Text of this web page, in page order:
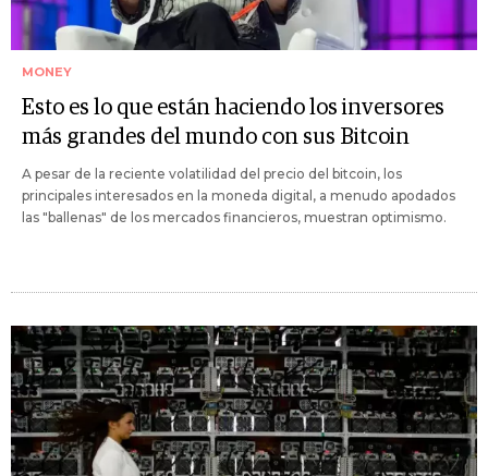
MONEY
Esto es lo que están haciendo los inversores
más grandes del mundo con sus Bitcoin
A pesar de la reciente volatilidad del precio del bitcoin, los
principales interesados en la moneda digital, a menudo apodados
las "ballenas" de los mercados financieros, muestran optimismo.